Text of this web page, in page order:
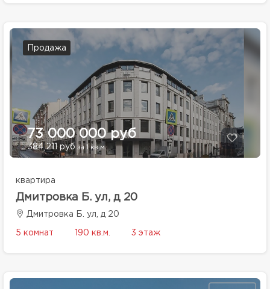
Продажа
73 000 000 руб
384 211 руб за 1 кв.м.
квартира
Дмитровка Б. ул, д 20
Дмитровка Б. ул, д 20
5 комнат 190 кв.м. 3 этаж